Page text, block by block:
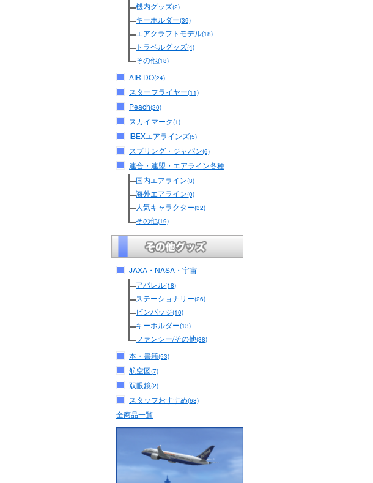
機内グッズ(2)
キーホルダー(39)
エアクラフトモデル(18)
トラベルグッズ(4)
その他(18)
AIR DO(24)
スターフライヤー(11)
Peach(20)
スカイマーク(1)
IBEXエアラインズ(5)
スプリング・ジャパン(6)
連合・連盟・エアライン各種
国内エアライン(3)
海外エアライン(0)
人気キャラクター(32)
その他(19)
JAXA・NASA・宇宙
アパレル(18)
ステーショナリー(26)
ピンバッジ(10)
キーホルダー(13)
ファンシー/その他(38)
本・書籍(53)
航空図(7)
双眼鏡(2)
スタッフおすすめ(68)
全商品一覧